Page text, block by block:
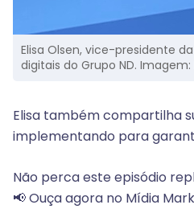
Elisa Olsen, vice-presidente
digitais do Grupo ND.
Elisa também compartilha
implementando para
Não perca este episódio
📢 Ouça agora no Mídia